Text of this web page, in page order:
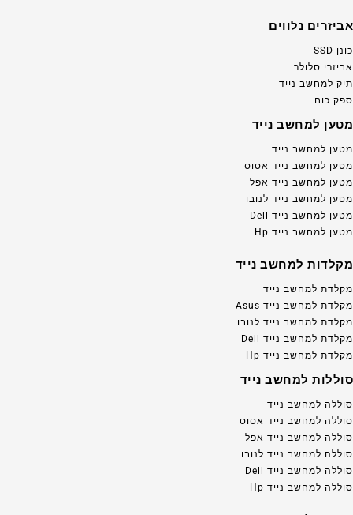
אביזרים נלווים
כונן SSD
אביזרי סלולר
תיק למחשב נייד
ספק כוח
מטען למחשב נייד
מטען למחשב נייד
מטען למחשב נייד אסוס
מטען למחשב נייד אפל
מטען למחשב נייד לנובו
מטען למחשב נייד Dell
מטען למחשב נייד Hp
מקלדות למחשב נייד
מקלדת למחשב נייד
מקלדת למחשב נייד Asus
מקלדת למחשב נייד לנובו
מקלדת למחשב נייד Dell
מקלדת למחשב נייד Hp
סוללות למחשב נייד
סוללה למחשב נייד
סוללה למחשב נייד אסוס
סוללה למחשב נייד אפל
סוללה למחשב נייד לנובו
סוללה למחשב נייד Dell
סוללה למחשב נייד Hp